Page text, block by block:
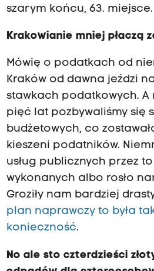
szarym końcu, 63. miejsce.
Krakowianie mniej płaczą
Mówię o podatkach od
Kraków od dawna jeździ
stawkach podatkowych. A
pięć lat pozbywaliśmy się
budżetowych, co
kieszeni podatników.
usług publicznych przez
wykonanych albo rosło
Groziły nam bardziej
plan naprawczy to była
konieczność.
No ale sto czterdzieści